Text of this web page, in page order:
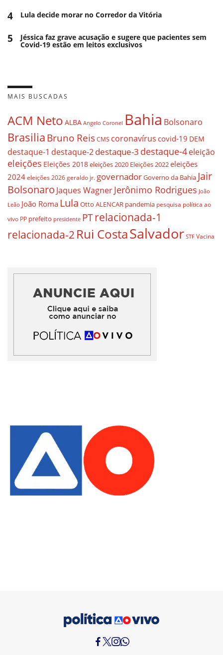
4 Lula decide morar no Corredor da Vitória
5 Jéssica faz grave acusação e sugere que pacientes sem
Covid-19 estão em leitos exclusivos
MAIS BUSCADAS
ACM Neto ALBA Angelo Coronel Bahia Bolsonaro
BrasiliaBruno ReisCMS coronavírus covid-19 DEM
destaque-1 destaque-2destaque-3 destaque-4eleição
eleições Eleições 2018eleições 2020 Eleições 2022eleições
2024 eleições 2026 geraldo jr. governadorGoverno da Bahia Jair
Bolsonaro Jaques WagnerJerônimo Rodrigues João
Leão João Roma Lula Otto ALENCAR pandemia pesquisa política ao
vivo PP prefeito presidente PTrelacionada-1
relacionada-2 Rui CostaSalvador STF Vacina